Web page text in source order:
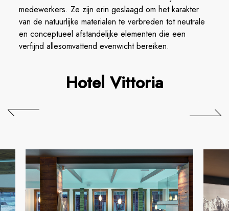
medewerkers. Ze zijn erin geslaagd om het karakter
van de natuurlijke materialen te verbreden tot neutrale
en conceptueel afstandelijke elementen die een
verfijnd allesomvattend evenwicht bereiken.
Hotel Vittoria